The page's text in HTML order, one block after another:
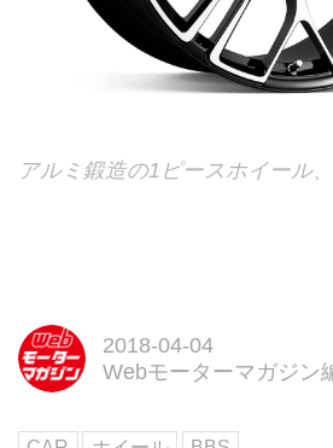
アルミ鍛造の1ピースホイール
2018-04-04
Webモーターマガジン